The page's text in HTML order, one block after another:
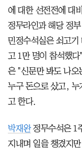
에 대한 선전전에 대
정무라인과 해당 정
민정수석실은 쇠고기
고 1만 명이 참석했
은 "신문만 봐도 나오
누구 돈으로 샀고, 누
고 한다.
박재완정무수석은 1
지내며 일을 챙겼지